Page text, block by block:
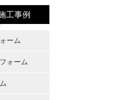
工事例
ーム
ォーム